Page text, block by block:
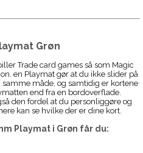
Grøn
Trade card games så som Magic
en Playmat gør at du ikke slider på
måde, og samtidig er kortene
end fra en bordoverflade.
den fordel at du personliggøre og
kan se hvilke der er dine kort.
Playmat i Grøn får du: